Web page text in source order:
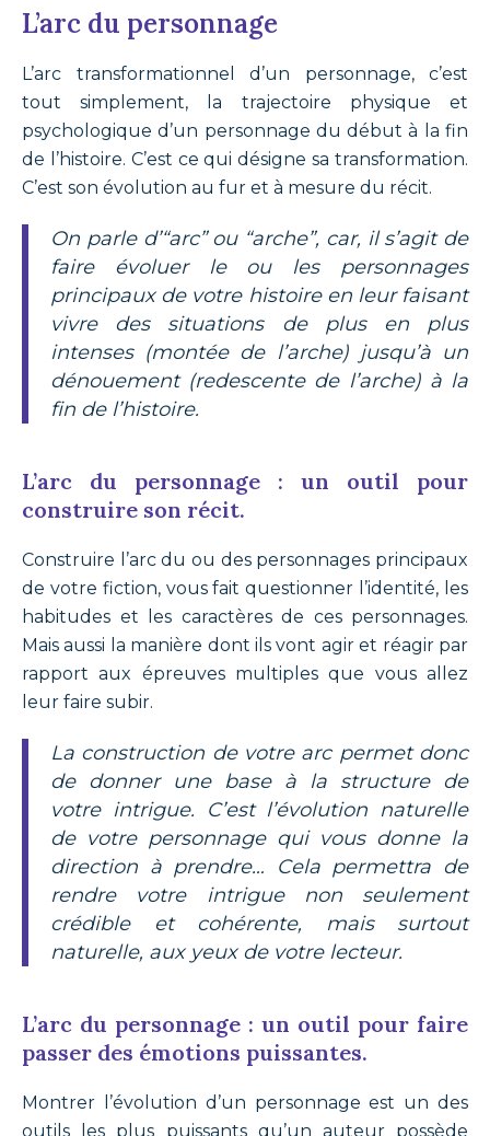
L’arc du personnage
L’arc transformationnel d’un personnage, c’est
tout simplement, la trajectoire physique et
psychologique d’un personnage du début à la fin
de l’histoire. C’est ce qui désigne sa transformation.
C’est son évolution au fur et à mesure du récit.
On parle d’“arc” ou “arche”, car, il s’agit de
faire évoluer le ou les personnages
principaux de votre histoire en leur faisant
vivre des situations de plus en plus
intenses (montée de l’arche) jusqu’à un
dénouement (redescente de l’arche) à la
fin de l’histoire.
L’arc du personnage : un outil pour
construire son récit.
Construire l’arc du ou des personnages principaux
de votre fiction, vous fait questionner l’identité, les
habitudes et les caractères de ces personnages.
Mais aussi la manière dont ils vont agir et réagir par
rapport aux épreuves multiples que vous allez
leur faire subir.
La construction de votre arc permet donc
de donner une base à la structure de
votre intrigue. C’est l’évolution naturelle
de votre personnage qui vous donne la
direction à prendre… Cela permettra de
rendre votre intrigue non seulement
crédible et cohérente, mais surtout
naturelle, aux yeux de votre lecteur.
L’arc du personnage : un outil pour faire
passer des émotions puissantes.
Montrer l’évolution d’un personnage est un des
outils les plus puissants qu’un auteur possède